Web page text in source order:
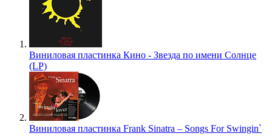
Виниловая пластинка Кино - Звезда по имени Солнце
(LP)
Виниловая пластинка Frank Sinatra – Songs For Swingin`